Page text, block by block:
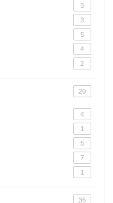
3
3
5
4
2
20
4
1
5
7
1
36